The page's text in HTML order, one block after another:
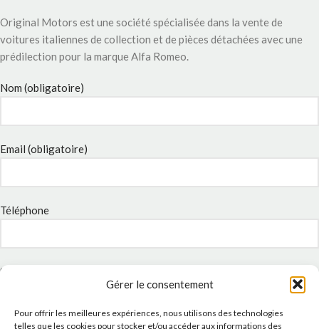
Gérer le consentement
Pour offrir les meilleures expériences, nous utilisons des technologies
telles que les cookies pour stocker et/ou accéder aux informations des
Original Motors est une société spécialisée dans la vente de
voitures italiennes de collection et de pièces détachées avec une
prédilection pour la marque Alfa Romeo.
Nom (obligatoire)
Email (obligatoire)
Téléphone
Sujet